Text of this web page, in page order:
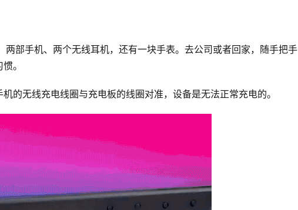
部手机、两个无线耳机，还有一块手表。去公司或者回家，随手把手
。
的无线充电线圈与充电板的线圈对准，设备是无法正常充电的。